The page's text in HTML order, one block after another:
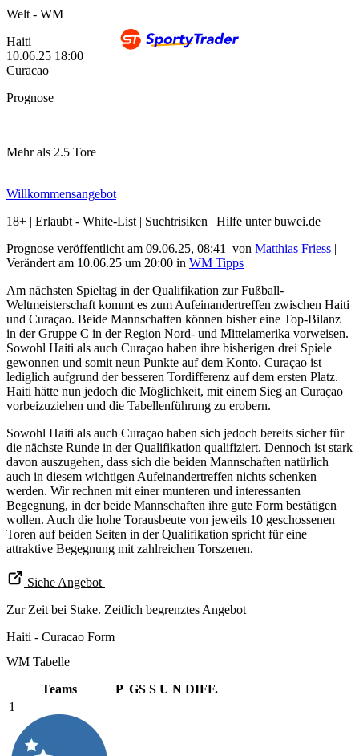
Welt - WM
Haiti
10.06.25 18:00
Curacao
Prognose
Mehr als 2.5 Tore
Willkommensangebot
18+ | Erlaubt - White-List | Suchtrisiken | Hilfe unter buwei.de
Prognose veröffentlicht am 09.06.25, 08:41
von Matthias Friess |
Verändert am 10.06.25 um 20:00 in WM Tipps
Am nächsten Spieltag in der Qualifikation zur Fußball-
Weltmeisterschaft kommt es zum Aufeinandertreffen zwischen Haiti
und Curaçao. Beide Mannschaften können bisher eine Top-Bilanz
in der Gruppe C in der Region Nord- und Mittelamerika vorweisen.
Sowohl Haiti als auch Curaçao haben ihre bisherigen drei Spiele
gewonnen und somit neun Punkte auf dem Konto. Curaçao ist
lediglich aufgrund der besseren Tordifferenz auf dem ersten Platz.
Haiti hätte nun jedoch die Möglichkeit, mit einem Sieg an Curaçao
vorbeizuziehen und die Tabellenführung zu erobern.
Sowohl Haiti als auch Curaçao haben sich jedoch bereits sicher für
die nächste Runde in der Qualifikation qualifiziert. Dennoch ist stark
davon auszugehen, dass sich die beiden Mannschaften natürlich
auch in diesem wichtigen Aufeinandertreffen nichts schenken
werden. Wir rechnen mit einer munteren und interessanten
Begegnung, in der beide Mannschaften ihre gute Form bestätigen
wollen. Auch die hohe Torausbeute von jeweils 10 geschossenen
Toren auf beiden Seiten in der Qualifikation spricht für eine
attraktive Begegnung mit zahlreichen Torszenen.
Siehe Angebot
Zur Zeit bei Stake. Zeitlich begrenztes Angebot
Haiti - Curacao Form
WM Tabelle
Teams P GS S U N DIFF.
1